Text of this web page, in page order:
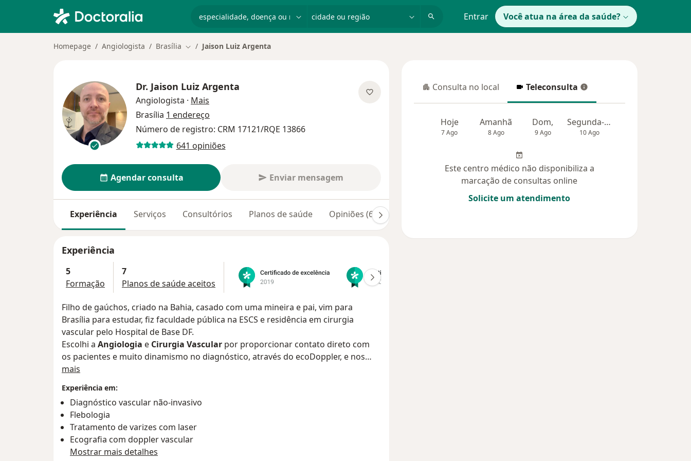
Entrar Você atua na área da saúde?
Homepage Angiologista Brasília Mudar de cidade
Jaison Luiz Argenta
Dr. Jaison Luiz Argenta
Angiologista · Mais
Brasília 1 endereço
Número de registro: CRM 17121/RQE 13866
641 opiniões
Agendar consulta Enviar mensagem
Experiência Serviços Consultórios Planos de saúde Opiniões (641)
Experiência
5
Formação
7
Planos de saúde aceitos
Filho de gaúchos, criado na Bahia, casado com uma mineira e pai, vim para
Brasília para estudar, fiz faculdade pública na ESCS e residência em cirurgia
vascular pelo Hospital de Base DF.
Escolhi a Angiologia e Cirurgia Vascular por proporcionar contato direto com
os pacientes e muito dinamismo no diagnóstico, através do ecoDoppler, e nos
tratamentos, procedimentos em consultório e nas cirurgias. É uma especialidade
que exige muita dedicação e atualização constante.
Me dedico ao diagnóstico de doenças vasculares ou da circulação. Mas, minha
paixão é o tratamento da trombose e das varizes. Utilizando o
vascularpara chegar ao diagnóstico correto, podemos entender exatamente a
origem do problema e propor aos paciente um tratamento individualizado.
Naflebologia estéticautilizamos muita tecnologia para termos os melhores
resultados, como tratamento de varizes com Laser, tanto no consultório quanto
mais
Experiência em:
Diagnóstico vascular não-invasivo
Flebologia
Tratamento de varizes com laser
Ecografia com doppler vascular
Mostrar mais detalhes
Consulta no local
Consulta no local Teleconsulta
Teleconsulta
Hoje
7 Ago
Amanhã
8 Ago
Dom,
9 Ago
Segunda-feira
10 Ago
Este centro médico não disponibiliza a
marcação de consultas online
Solicite um atendimento